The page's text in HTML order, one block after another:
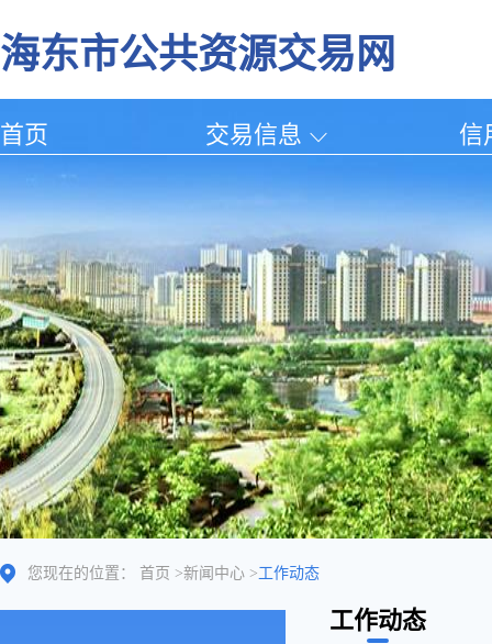
海东市公共资源交易网
首页 交易信息 信
您现在的位置： 首页 >新闻中心 >工作动态
工作动态